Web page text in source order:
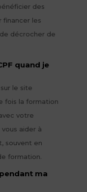
des
financer les
décrocher de
quand je
le site
fois la formation
votre
aider à
souvent en
formation.
ma